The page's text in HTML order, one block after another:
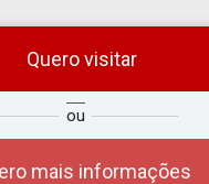
Quero visitar
ou
mais informações
o melhor dia e
para você?